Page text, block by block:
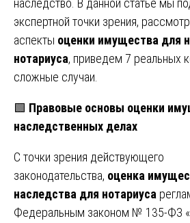
наследство. В данной статье мы
экспертной точки зрения,
аспекты оценки имущества для
нотариуса, приведем 7 реальных
сложные случаи.
🟩 Правовые основы оценки
наследственных делах
С точки зрения действующего
законодательства, оценка
наследства для нотариуса
Федеральным законом № 135-ФЗ